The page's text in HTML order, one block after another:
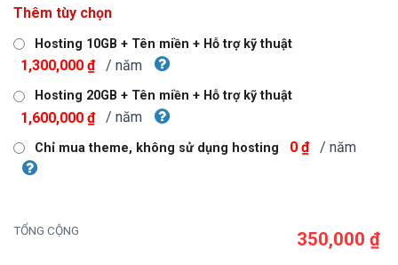
là:
750,000 ₫.là:
Thêm tùy chọn
Hosting 10GB + Tên miền + Hỗ trợ kỹ thuật
1,300,000 ₫ / năm
Hosting 20GB + Tên miền + Hỗ trợ kỹ thuật
1,600,000 ₫ / năm
Chỉ mua theme, không sử dụng hosting 0 ₫ / năm
TỔNG CỘNG 350,000 ₫